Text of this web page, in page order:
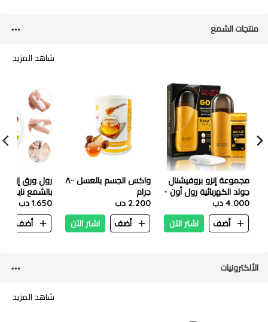
منتجات الشمع
شاهد المزيد
مجموعة إنزو بروفيشنال
جولد الكهربائية رول أون -
EN 1117G
4.000 دب
أضف
اشتر الآن
واكس الجسم بالعسل ٨٠٠
جرام
2.200 دب
أضف
اشتر الآن
رول ورق إزالة
بالشمع نايس
50 متر
1.650 دب
أضف
الألكترونيات
شاهد المزيد